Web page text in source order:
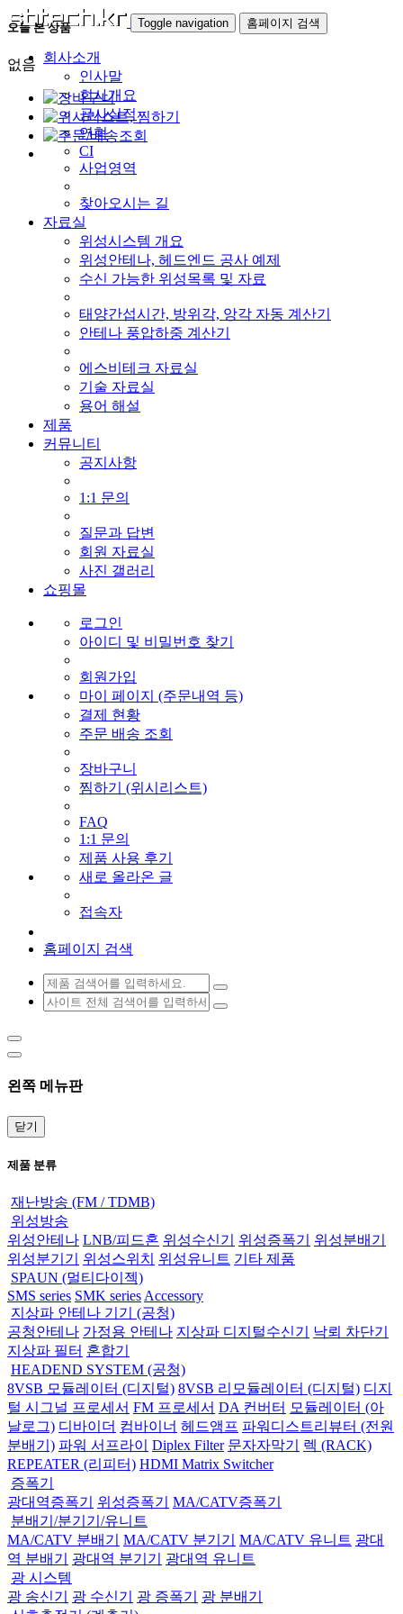
Toggle navigation 홈페이지 검색
회사소개
인사말
회사개요
공사실적
연혁
CI
사업영역
찾아오시는 길
자료실
위성시스템 개요
위성안테나, 헤드엔드 공사 예제
수신 가능한 위성목록 및 자료
태양간섭시간, 방위각, 앙각 자동 계산기
안테나 풍압하중 계산기
에스비테크 자료실
기술 자료실
용어 해설
제품
커뮤니티
공지사항
1:1 문의
질문과 답변
회원 자료실
사진 갤러리
쇼핑몰
로그인
아이디 및 비밀번호 찾기
회원가입
마이 페이지 (주문내역 등)
결제 현황
주문 배송 조회
장바구니
찜하기 (위시리스트)
FAQ
1:1 문의
제품 사용 후기
새로 올라온 글
접속자
홈페이지 검색
왼쪽 메뉴판
닫기
제품 분류
재난방송 (FM / TDMB)
위성방송
위성안테나 LNB/피드혼 위성수신기 위성증폭기
위성분배기
위성분기기
위성스위치 위성유니트 기타 제품
SPAUN (멀티다이젝)
SMS series SMK series Accessory
지상파 안테나 기기 (공청)
공청안테나 가정용 안테나 지상파 디지털수신기
낙뢰 차단기
지상파 필터 혼합기
HEADEND SYSTEM (공청)
8VSB 모듈레이터 (디지털) 8VSB 리모듈레이터 (디지털) 디지
털 시그널 프로세서 FM 프로세서 DA 컨버터 모듈레이터 (아
날로그) 디바이더 컴바이너 헤드앰프 파워디스트리뷰터 (전원
분배기) 파워 서프라이 Diplex Filter 문자자막기
렉 (RACK)
REPEATER (리피터) HDMI Matrix Switcher
증폭기
광대역증폭기
위성증폭기
MA/CATV증폭기
분배기/분기기/유니트
MA/CATV 분배기
MA/CATV 분기기 MA/CATV 유니트 광대
역 분배기
광대역 분기기
광대역 유니트
광 시스템
광 송신기
광 수신기 광 증폭기
광 분배기
오늘 본 상품
없음